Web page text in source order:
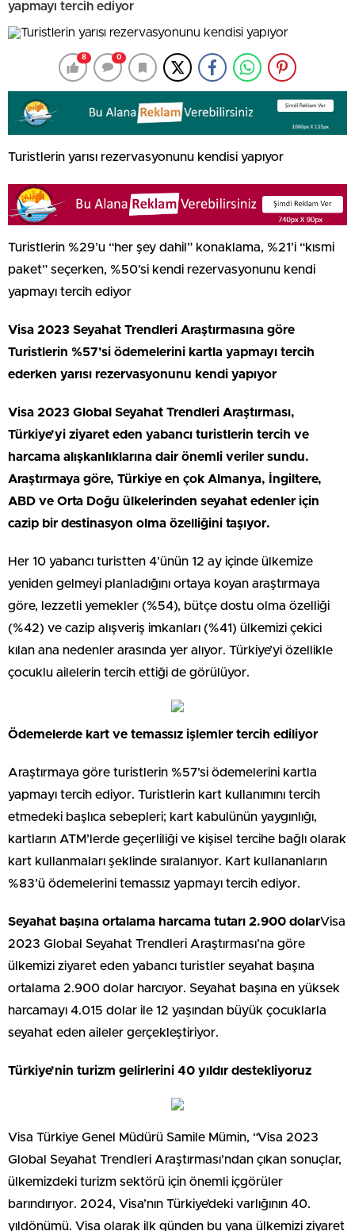
yapmayı tercih ediyor
8 0
Turistlerin yarısı rezervasyonunu kendisi yapıyor
Turistlerin %29’u “her şey dahil” konaklama, %21’i “kısmi
paket” seçerken, %50’si kendi rezervasyonunu kendi
yapmayı tercih ediyor
Visa 2023 Seyahat Trendleri Araştırmasına göre
Turistlerin %57’si ödemelerini kartla yapmayı tercih
ederken yarısı rezervasyonunu kendi yapıyor
Visa 2023 Global Seyahat Trendleri Araştırması,
Türkiye’yi ziyaret eden yabancı turistlerin tercih ve
harcama alışkanlıklarına dair önemli veriler sundu.
Araştırmaya göre, Türkiye en çok Almanya, İngiltere,
ABD ve Orta Doğu ülkelerinden seyahat edenler için
cazip bir destinasyon olma özelliğini taşıyor.
Her 10 yabancı turistten 4’ünün 12 ay içinde ülkemize
yeniden gelmeyi planladığını ortaya koyan araştırmaya
göre, lezzetli yemekler (%54), bütçe dostu olma özelliği
(%42) ve cazip alışveriş imkanları (%41) ülkemizi çekici
kılan ana nedenler arasında yer alıyor. Türkiye’yi özellikle
çocuklu ailelerin tercih ettiği de görülüyor.
Ödemelerde kart ve temassız işlemler tercih ediliyor
Araştırmaya göre turistlerin %57’si ödemelerini kartla
yapmayı tercih ediyor. Turistlerin kart kullanımını tercih
etmedeki başlıca sebepleri; kart kabulünün yaygınlığı,
kartların ATM’lerde geçerliliği ve kişisel tercihe bağlı olarak
kart kullanmaları şeklinde sıralanıyor. Kart kullananların
%83’ü ödemelerini temassız yapmayı tercih ediyor.
Seyahat başına ortalama harcama tutarı 2.900 dolarVisa
2023 Global Seyahat Trendleri Araştırması’na göre
ülkemizi ziyaret eden yabancı turistler seyahat başına
ortalama 2.900 dolar harcıyor. Seyahat başına en yüksek
harcamayı 4.015 dolar ile 12 yaşından büyük çocuklarla
seyahat eden aileler gerçekleştiriyor.
Türkiye’nin turizm gelirlerini 40 yıldır destekliyoruz
Visa Türkiye Genel Müdürü Samile Mümin, “Visa 2023
Global Seyahat Trendleri Araştırması’ndan çıkan sonuçlar,
ülkemizdeki turizm sektörü için önemli içgörüler
barındırıyor. 2024, Visa’nın Türkiye’deki varlığının 40.
yıldönümü. Visa olarak ilk günden bu yana ülkemizi ziyaret